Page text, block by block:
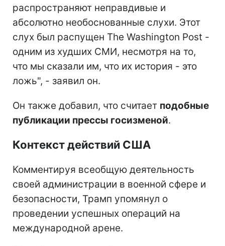
распространяют неправдивые и
абсолютно необоснованные слухи. Этот
слух был распущен The Washington Post -
одним из худших СМИ, несмотря на то,
что мы сказали им, что их история - это
ложь", - заявил он.
Он также добавил, что считает подобные
публикации прессы госизменой.
Контекст действий США
Комментируя всеобщую деятельность
своей администрации в военной сфере и
безопасности, Трамп упомянул о
проведении успешных операций на
международной арене.